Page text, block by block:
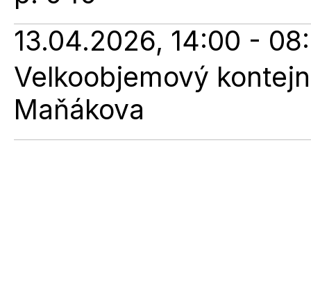
13.04.2026, 14:00 -
Velkoobjemový
Maňákova